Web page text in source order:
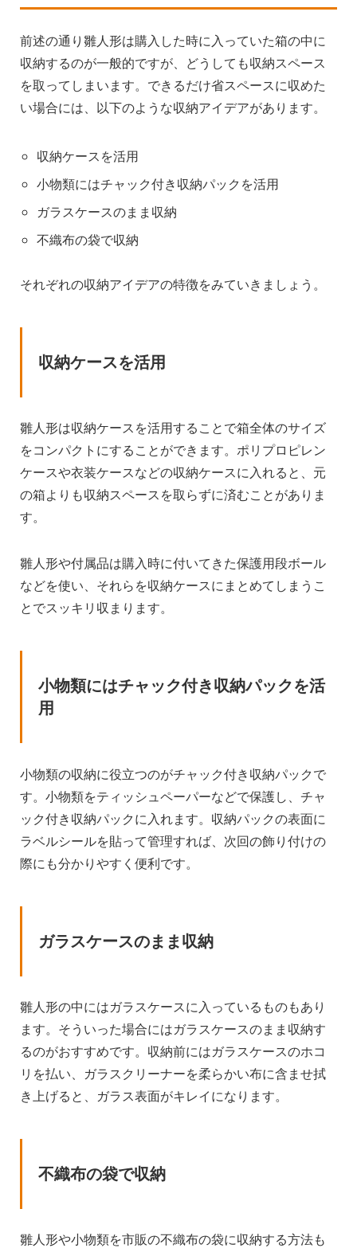
前述の通り雛人形は購入した時に入っていた箱の中に
収納するのが一般的ですが、どうしても収納スペース
を取ってしまいます。できるだけ省スペースに収めた
い場合には、以下のような収納アイデアがあります。
収納ケースを活用
小物類にはチャック付き収納パックを活用
ガラスケースのまま収納
不織布の袋で収納
それぞれの収納アイデアの特徴をみていきましょう。
収納ケースを活用
雛人形は収納ケースを活用することで箱全体のサイズ
をコンパクトにすることができます。ポリプロピレン
ケースや衣装ケースなどの収納ケースに入れると、元
の箱よりも収納スペースを取らずに済むことがありま
す。
雛人形や付属品は購入時に付いてきた保護用段ボール
などを使い、それらを収納ケースにまとめてしまうこ
とでスッキリ収まります。
小物類にはチャック付き収納パックを活
用
小物類の収納に役立つのがチャック付き収納パックで
す。小物類をティッシュペーパーなどで保護し、チャ
ック付き収納パックに入れます。収納パックの表面に
ラベルシールを貼って管理すれば、次回の飾り付けの
際にも分かりやすく便利です。
ガラスケースのまま収納
雛人形の中にはガラスケースに入っているものもあり
ます。そういった場合にはガラスケースのまま収納す
るのがおすすめです。収納前にはガラスケースのホコ
リを払い、ガラスクリーナーを柔らかい布に含ませ拭
き上げると、ガラス表面がキレイになります。
不織布の袋で収納
雛人形や小物類を市販の不織布の袋に収納する方法も